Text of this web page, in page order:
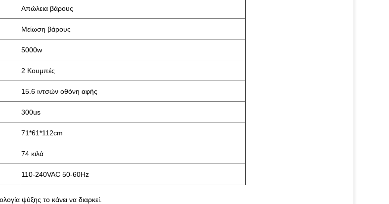
Απώλεια βάρους
Μείωση βάρους
5000w
2 Κουμπές
15.6 ιντσών οθόνη αφής
300us
71*61*112cm
74 κιλά
110-240VAC 50-60Hz
ψύξης το κάνει να διαρκεί.